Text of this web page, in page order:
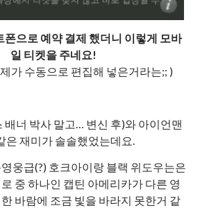
폰으로 예약 결제 했더니 이렇게 모바
일 티켓을 주네요!
가 수동으로 편집해 넣은거라는;; )
배너 박사 말고… 변신 후)와 아이언맨
은 재미가 솔솔했었는데요.
웅급(?) 호크아이랑 블랙 위도우는은
중 하나인 캡틴 아메리카가 다른 영
바람에 조금 빛을 바라지 못한거 같